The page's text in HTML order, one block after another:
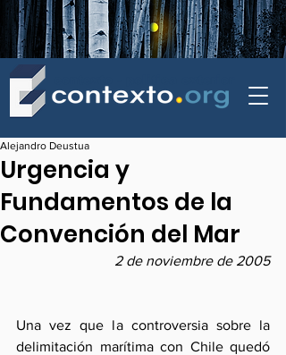
Urgencia y
Fundamentos de la
Convención del Mar
Alejandro Deustua
2 de noviembre de 2005
Una vez que la controversia sobre la
delimitación marítima con Chile quedó